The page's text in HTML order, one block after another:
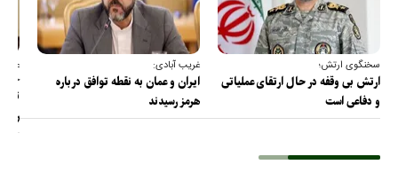
سخنگوی ارتش؛
ارتش بی وقفه در حال ارتقای عملیاتی
و دفاعی است
غریب آبادی:
ایران و عمان به نقطه توافق درباره
هرمز رسیدند
عضو
را